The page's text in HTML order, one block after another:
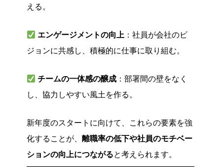
える。
エンゲージメントの向上 ：社員が会社のビ
ジョンに共感し、積極的に仕事に取り組む。
チームの一体感の醸成 ：部署間の壁をなく
し、協力しやすい風土を作る。
新年度のスタートに向けて、これらの要素を強
化することが、 離職率の低下や社員のモチベー
ションの向上につながると考えられます。